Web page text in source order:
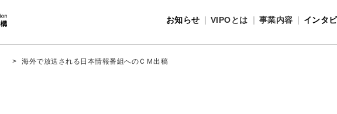
お知らせ VIPOとは
VIPOとは
事業内容
インタ
> 海外で放送される日本情報番組へのＣＭ出稿